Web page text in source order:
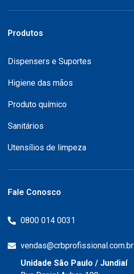
Produtos
Dispensers e Suportes
Higiene das mãos
Produto químico
Sanitários
Utensílios de limpeza
Fale Conosco
0800 014 0031
vendas@crbprofissional.com.br
Unidade São Paulo / Jundiaí